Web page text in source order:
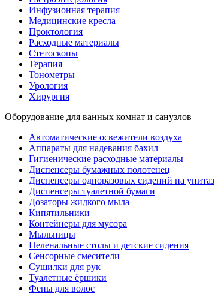
Инфузионная терапия
Медицинские кресла
Проктология
Расходные материалы
Стетоскопы
Терапия
Тонометры
Урология
Хирургия
Оборудование для ванных комнат и санузлов
Автоматические освежители воздуха
Аппараты для надевания бахил
Гигиенические расходные материалы
Диспенсеры бумажных полотенец
Диспенсеры одноразовых сидений на унитаз
Диспенсеры туалетной бумаги
Дозаторы жидкого мыла
Кипятильники
Контейнеры для мусора
Мыльницы
Пеленальные столы и детские сидения
Сенсорные смесители
Сушилки для рук
Туалетные ёршики
Фены для волос